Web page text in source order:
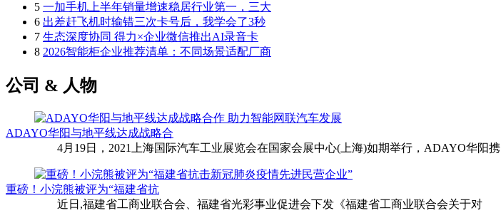
5 一加手机上半年销量增速稳居行业第一，三大
6 出差赶飞机时输错三次卡号后，我学会了3秒
7 生态深度协同 得力×企业微信推出AI录音卡
8 2026智能柜企业推荐清单：不同场景适配厂商
公司 & 人物
ADAYO华阳与地平线达成战略合
4月19日，2021上海国际汽车工业展览会在国家会展中心(上海)如期举行，ADAYO华阳携
重磅！小浣熊被评为“福建省抗
近日,福建省工商业联合会、福建省光彩事业促进会下发《福建省工商业联合会关于对